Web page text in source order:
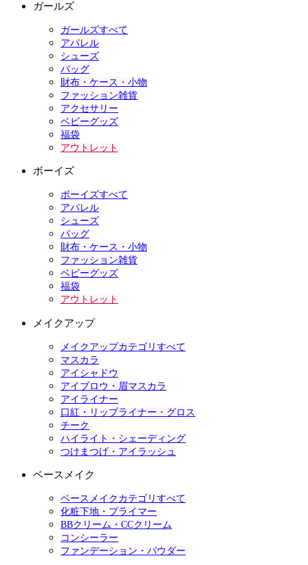
ガールズ
ガールズすべて
アパレル
シューズ
バッグ
財布・ケース・小物
ファッション雑貨
アクセサリー
ベビーグッズ
福袋
アウトレット
ボーイズ
ボーイズすべて
アパレル
シューズ
バッグ
財布・ケース・小物
ファッション雑貨
ベビーグッズ
福袋
アウトレット
メイクアップ
メイクアップカテゴリすべて
マスカラ
アイシャドウ
アイブロウ・眉マスカラ
アイライナー
口紅・リップライナー・グロス
チーク
ハイライト・シェーディング
つけまつげ・アイラッシュ
ベースメイク
ベースメイクカテゴリすべて
化粧下地・プライマー
BBクリーム・CCクリーム
コンシーラー
ファンデーション・パウダー